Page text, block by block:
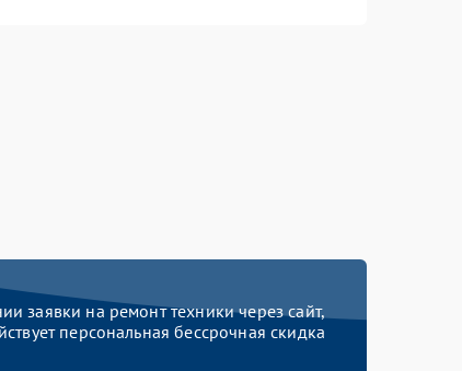
заявки на ремонт техники через сайт,
персональная бессрочная скидка